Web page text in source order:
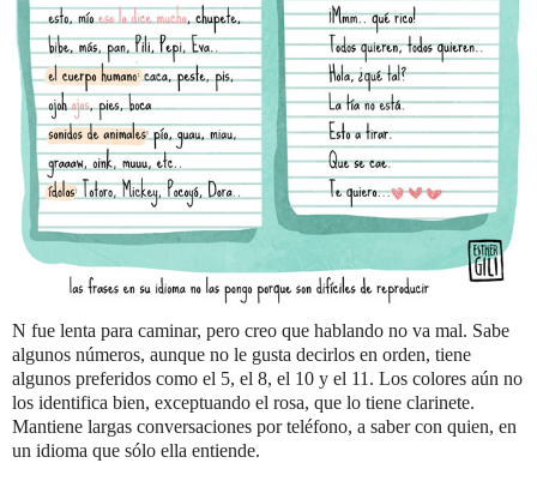
N fue lenta para caminar, pero creo que hablando no va mal. Sabe
algunos números, aunque no le gusta decirlos en orden, tiene
algunos preferidos como el 5, el 8, el 10 y el 11. Los colores aún no
los identifica bien, exceptuando el rosa, que lo tiene clarinete.
Mantiene largas conversaciones por teléfono, a saber con quien, en
un idioma que sólo ella entiende.